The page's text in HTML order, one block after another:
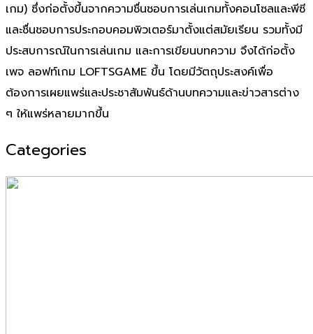
เกม) ซึ่งก่อตั้งขึ้นจากความชื่นชอบการเล่นเกมทั้งคอนโซลและพีซี
และชื่นชอบการประกอบคอมพิวเตอร์มาตั้งแต่สมัยเรียน รวมทั้งมี
ประสบการณ์ในการเล่นเกม และการเขียนบทความ จึงได้ก่อตั้ง
เพจ ลอฟท์เกม LOFTSGAME ขึ้น โดยมีวัตถุประสงค์เพื่อ
ต้องการเผยแพร่และประชาสัมพันธ์ด้านบทความและข่าวสารต่าง
ๆ ให้แพร่หลายมากขึ้น
Categories